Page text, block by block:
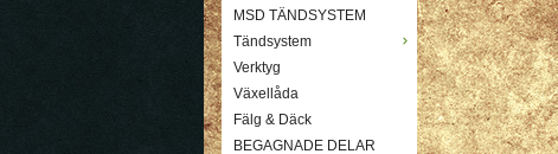
MSD TÄNDSYSTEM
Tändsystem
Verktyg
Växellåda
Fälg & Däck
BEGAGNADE DELAR